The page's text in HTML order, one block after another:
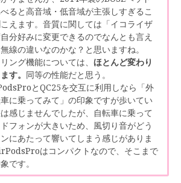
ると高音域・低音域が主張しすぎるこ
えます。音質に関しては「イコライザ
分好みに変更できるのでなんとも言え
線の違いなのかな？と思いますね。
ング機能については、 ほとんど変わり
す。 同等の性能だと思う。
とQC25を交互に利用しなら「外
に乗ってみて」の印象ですが歩いてい
感じませんでしたが、自転車に乗って
フォンが大きいため、風切り音がどう
にあたって響いてしまう感じがありま
はコンパクトなので、そこまで
です。